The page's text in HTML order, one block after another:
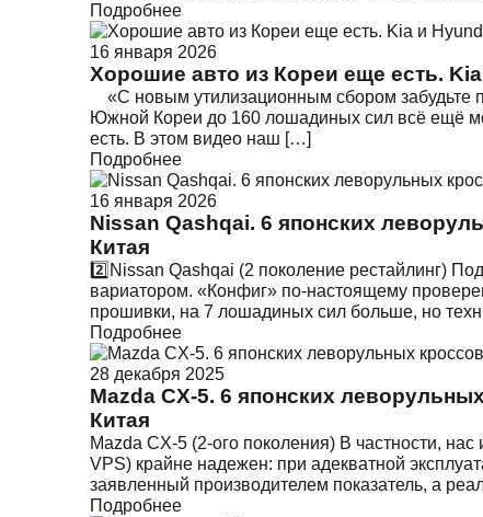
Подробнее
16 января 2026
Хорошие авто из Кореи еще есть.
«С новым утилизационным сбором забудьте
Южной Кореи до 160 лошадиных сил всё ещё
есть. В этом видео наш […]
Подробнее
16 января 2026
Nissan Qashqai. 6 японских
Китая
2️⃣Nissan Qashqai (2 поколение рестайлинг)
вариатором. «Конфиг» по-настоящему
прошивки, на 7 лошадиных сил больше, но
Подробнее
28 декабря 2025
Mazda CX-5. 6 японских
Китая
Mazda CX-5 (2-ого поколения) В частности,
VPS) крайне надежен: при адекватной
заявленный производителем показатель, а
Подробнее